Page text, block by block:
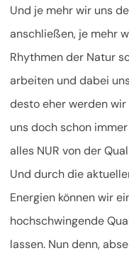
Und je mehr wir uns
anschließen, je mehr
Rhythmen der Natur
arbeiten und dabei
desto eher werden
uns doch schon
alles NUR von der
Und durch die
Energien können wir
hochschwingende
lassen. Nun denn,